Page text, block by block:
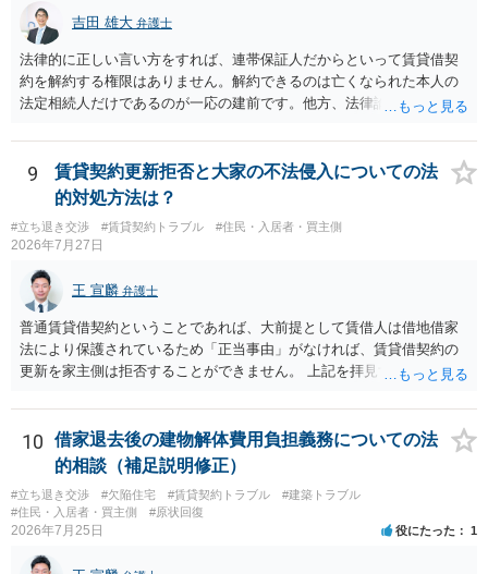
れます。 建物が未登記であること自体は、賃貸借契約の有効性を直ち
に否定するものではなく、引渡しがされていれば賃貸借の効力は原則
有効とされています。 今後の交渉では、①現在は普通借家契約が継続
しており定期借家への変更に合意していないこと、②貸主側の事情
（誰が所有者で誰が実際に住む予定か等）を具体的に書面で説明して
ほしいこと、③自分たちの居住継続の必要性を丁寧に伝えること、を
基本方針としたうえで、仮に一定時期の退去を検討する場合には、立
退料・引越費用・原状回復費用負担などの条件を明確にした書面を作
成することが重要です。 契約書では、更新条項・解除条項・期間の定
め・定期借家に関する記載の有無、これまでの更新時の合意内容
（「今回で最後」などの文言）が、借主不利な特約として無効になり
得るかどうかも含めて検討ポイントになりますので、署名押印前に内
容を十分に確認し、不明点は弁護士に相談することをおすすめしま
す。
吉田 雄大 弁護士
法律的に正しい言い方をすれば、連帯保証人だからといって賃貸借契
約を解約する権限はありません。解約できるのは亡くなられた本人の
法定相続人だけであるのが一応の建前です。他方、法律論はさてお
する動機づけがなくなります。 今回進められつつある手続はあくまで
も、建物を賃貸人に一日も早く明け渡すための便宜的方法として理解
するのが良いと思います。またその方法で進めた方が、連帯保証人で
あるお知り合いさんにとっても、自身の経済的負担を最小限に食い止
められるため望ましいやり方だといえます。
9
賃貸契約更新拒否と大家の不法侵入についての法
的対処方法は？
#立ち退き交渉 #賃貸契約トラブル #住民・入居者・買主側
2026年7月27日
王 宣麟 弁護士
普通賃貸借契約ということであれば、大前提として賃借人は借地借家
法により保護されているため「正当事由」がなければ、賃貸借契約の
更新を家主側は拒否することができません。 上記を拝見する限り、通
定期確認させてもらないこと」が直ちに正当事由に当たるとは思えま
せんので、更新拒絶を拒否される方向性でよろしいかと存じます。 そ
の交渉の中で、一定の金銭をもらえれば退去には応じる旨交渉をして
みるのはいかがでしょうか。 過去に賃借人の許可なく無断で賃貸人が
入室する行為自体は不法行為となり、また刑事的にも住居侵入罪が成
立する可能性がありますので、これを理由に一定の金銭賠償を求める
10
借家退去後の建物解体費用負担義務についての法
的相談（補足説明修正）
#立ち退き交渉 #欠陥住宅 #賃貸契約トラブル
#建築トラブル
#住民・入居者・買主側
#原状回復
2026年7月25日 役にたった 1